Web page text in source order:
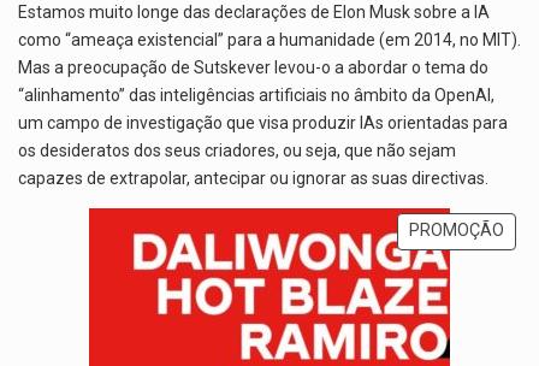
Estamos muito longe das declarações de Elon Musk sobre a IA
como “ameaça existencial” para a humanidade (em 2014, no MIT).
Mas a preocupação de Sutskever levou-o a abordar o tema do
“alinhamento” das inteligências artificiais no âmbito da OpenAI,
um campo de investigação que visa produzir IAs orientadas para
os desideratos dos seus criadores, ou seja, que não sejam
capazes de extrapolar, antecipar ou ignorar as suas directivas.
PROMOÇÃO